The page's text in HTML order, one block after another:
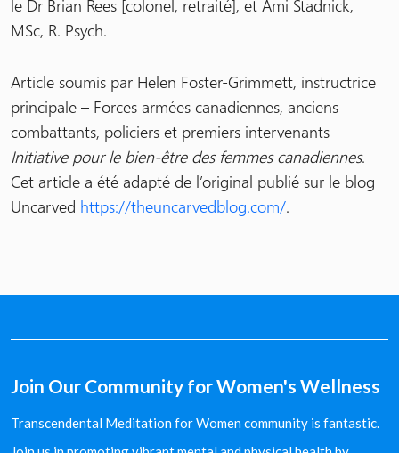
le Dr Brian Rees [colonel, retraité], et Ami Stadnick,
MSc, R. Psych.
Article soumis par Helen Foster-Grimmett, instructrice
principale – Forces armées canadiennes, anciens
combattants, policiers et premiers intervenants –
Initiative pour le bien-être des femmes canadiennes.
Cet article a été adapté de l’original publié sur le blog
Uncarved https://theuncarvedblog.com/.
Join Our Community for Women's Wellness
Transcendental Meditation for Women community is fantastic.